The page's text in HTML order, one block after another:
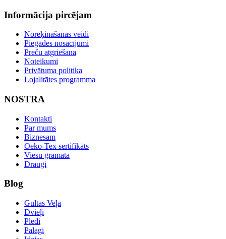
Informācija pircējam
Norēķināšanās veidi
Piegādes nosacījumi
Preču atgriešana
Noteikumi
Privātuma politika
Lojalitātes programma
NOSTRA
Kontakti
Par mums
Biznesam
Oeko-Tex sertifikāts
Viesu grāmata
Draugi
Blog
Gultas Veļa
Dvieļi
Pledi
Palagi